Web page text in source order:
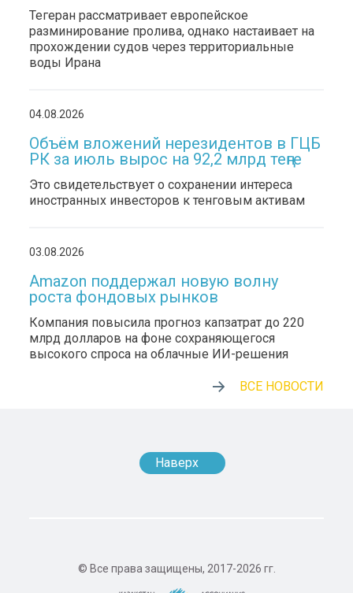
Тегеран рассматривает европейское
разминирование пролива, однако настаивает на
прохождении судов через территориальные
воды Ирана
04.08.2026
Объём вложений нерезидентов в ГЦБ
РК за июль вырос на 92,2 млрд теңге
Это свидетельствует о сохранении интереса
иностранных инвесторов к тенговым активам
03.08.2026
Amazon поддержал новую волну
роста фондовых рынков
Компания повысила прогноз капзатрат до 220
млрд долларов на фоне сохраняющегося
высокого спроса на облачные ИИ-решения
ВСЕ НОВОСТИ
Наверх
© Все права защищены, 2017-2026 гг.